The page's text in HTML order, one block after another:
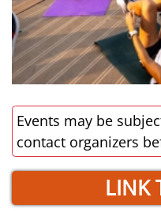
Events may be
contact organizers
LINK